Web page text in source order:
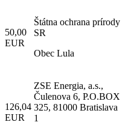
50,00
EUR
Štátna ochrana prírody
SR
Obec Lula
126,04
EUR
ZSE Energia, a.s.,
Čulenova 6, P.O.BOX
325, 81000 Bratislava
1